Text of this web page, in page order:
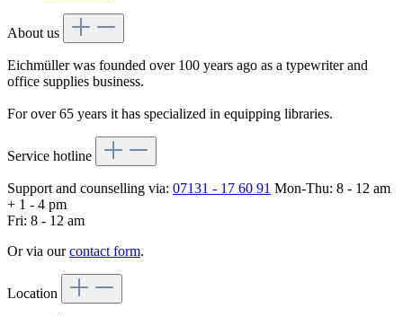
About us
Eichmüller was founded over 100 years ago as a typewriter and
office supplies business.
For over 65 years it has specialized in equipping libraries.
Service hotline
Support and counselling via: 07131 - 17 60 91 Mon-Thu: 8 - 12 am
+ 1 - 4 pm
Fri: 8 - 12 am
Or via ourcontact form.
Location